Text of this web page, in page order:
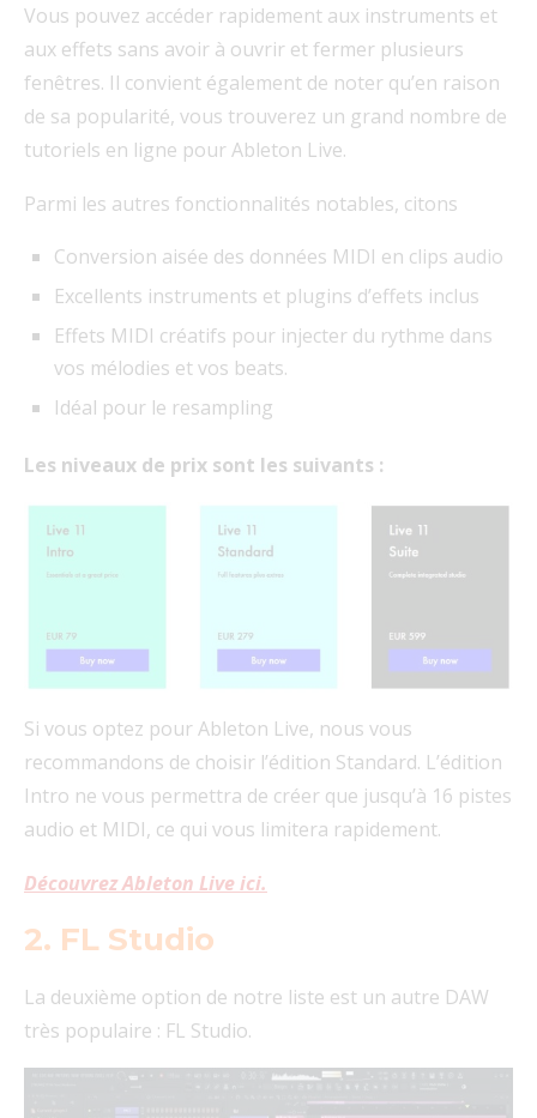
Vous pouvez accéder rapidement aux instruments et
aux effets sans avoir à ouvrir et fermer plusieurs
fenêtres. Il convient également de noter qu’en raison
de sa popularité, vous trouverez un grand nombre de
tutoriels en ligne pour Ableton Live.
Parmi les autres fonctionnalités notables, citons
Conversion aisée des données MIDI en clips audio
Excellents instruments et plugins d’effets inclus
Effets MIDI créatifs pour injecter du rythme dans
vos mélodies et vos beats.
Idéal pour le resampling
Les niveaux de prix sont les suivants :
Si vous optez pour Ableton Live, nous vous
recommandons de choisir l’édition Standard. L’édition
Intro ne vous permettra de créer que jusqu’à 16 pistes
audio et MIDI, ce qui vous limitera rapidement.
Découvrez Ableton Live ici.
2. FL Studio
La deuxième option de notre liste est un autre DAW
très populaire : FL Studio.